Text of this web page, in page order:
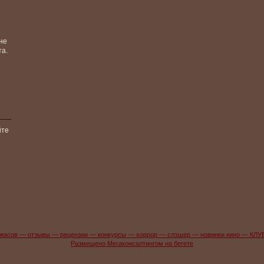
— отзывы — рецензии — конкурсы — хоррор — слэшер — новинки кино —
Размещено Мегаконсалтингом на бегете